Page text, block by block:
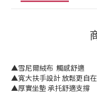
▲雪尼爾絨布 觸感舒適
▲寬大扶手設計 放鬆更自在
▲厚實坐墊 承托舒適支撐